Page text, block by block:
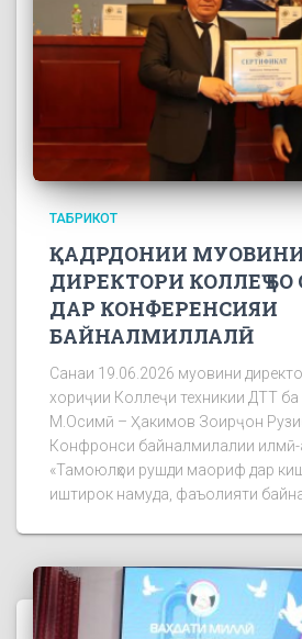
ТАБРИКОТ
ҚАДРДОНИИ
ДИРЕКТОРИ КОЛЛЕҶ
ДАР КОНФЕРЕНСИЯИ
БАЙНАЛМИЛЛАЛӢ
Санаи 19.06.2026 муовини
хориҷии Коллеҷи техникии ДТТ
М.Осимӣ – Ҳакимов Зоирҷон
Конфронси байналмилалии илмӣ-
«Тамоюлҳои рушди маориф дар
иштирок намуда, фаъолияти